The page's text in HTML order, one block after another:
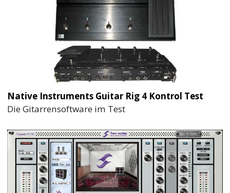
Native Instruments Guitar Rig 4 Kontrol Test
Die Gitarrensoftware im Test